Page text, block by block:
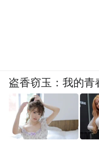
盗香窃玉：我的青